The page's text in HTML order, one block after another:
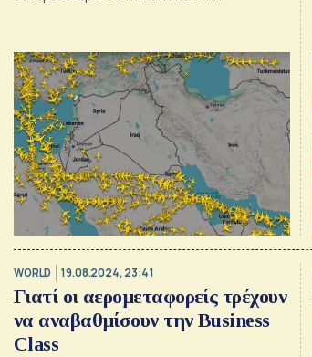
WORLD 19.08.2024, 23:41
Γιατί οι αερομεταφορείς τρέχουν
να αναβαθμίσουν την Business
Class